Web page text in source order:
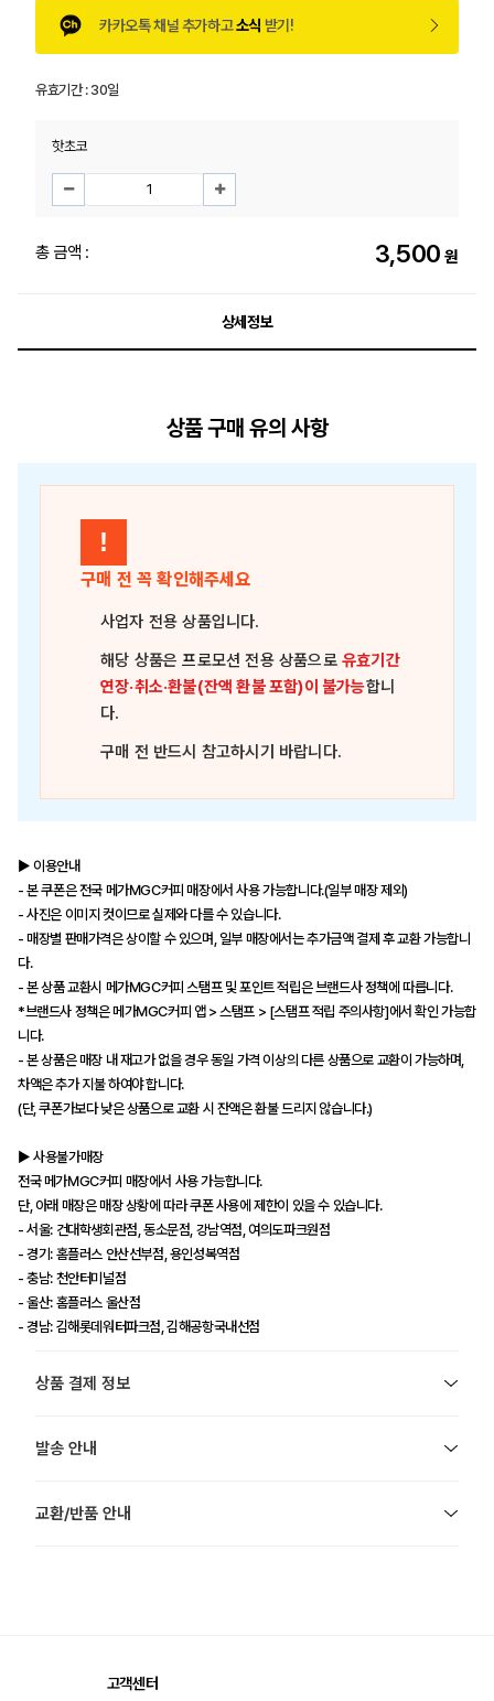
카카오톡 채널 추가하고소식 받기!
유효기간 :30일
핫초코
총 금액 : 3,500 원
상세정보
상품 구매 유의 사항
!
구매 전 꼭 확인해주세요
사업자 전용 상품입니다.
해당 상품은프로모션 전용 상품으로유효기간
연장·취소·환불(잔액 환불 포함)이 불가능합니
다.
구매 전 반드시 참고하시기 바랍니다.
▶ 이용안내
- 본 쿠폰은 전국 메가MGC커피 매장에서 사용 가능합니다.(일부 매장 제외)
- 사진은 이미지 컷이므로 실제와 다를 수 있습니다.
- 매장별 판매가격은 상이할 수 있으며, 일부 매장에서는 추가금액 결제 후 교환 가능합니
다.
- 본 상품 교환시 메가MGC커피 스탬프 및 포인트 적립은 브랜드사 정책에 따릅니다.
*브랜드사 정책은 메가MGC커피 앱 > 스탬프 > [스탬프 적립 주의사항]에서 확인 가능합
니다.
- 본 상품은 매장 내 재고가 없을 경우 동일 가격 이상의 다른 상품으로 교환이 가능하며,
차액은 추가 지불 하여야 합니다.
(단, 쿠폰가보다 낮은 상품으로 교환 시 잔액은 환불 드리지 않습니다.)
▶ 사용불가매장
전국 메가MGC커피 매장에서 사용 가능합니다.
단, 아래 매장은 매장 상황에 따라 쿠폰 사용에 제한이 있을 수 있습니다.
- 서울: 건대학생회관점, 동소문점, 강남역점, 여의도파크원점
- 경기: 홈플러스 안산선부점, 용인성복역점
- 충남: 천안터미널점
- 울산: 홈플러스 울산점
- 경남: 김해롯데워터파크점, 김해공항국내선점
상품 결제 정보
발송 안내
교환/반품 안내
고객센터